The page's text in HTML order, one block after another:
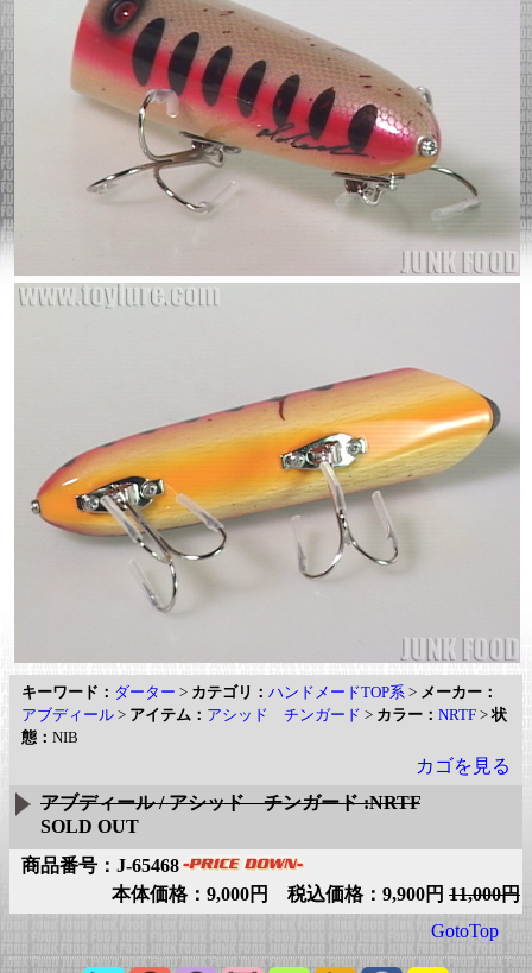
キーワード： ダーター > カテゴリ： ハンドメードTOP系 > メーカー：
アブディール > アイテム： アシッド チンガード > カラー： NRTF >状
態： NIB
カゴを見る
アブディール / アシッド チンガード :NRTF
SOLD OUT
商品番号：J-65468
本体価格：9,000円 税込価格：9,900円 11,000円
GotoTop